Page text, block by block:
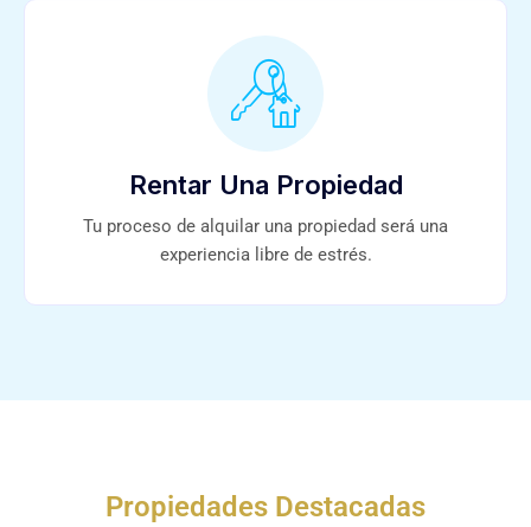
Rentar Una Propiedad
Tu proceso de alquilar una propiedad será una
experiencia libre de estrés.
Propiedades Destacadas